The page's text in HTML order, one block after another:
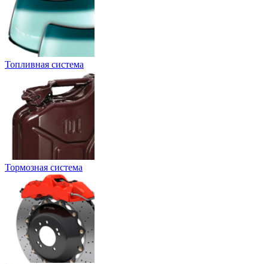
Топливная система
Тормозная система